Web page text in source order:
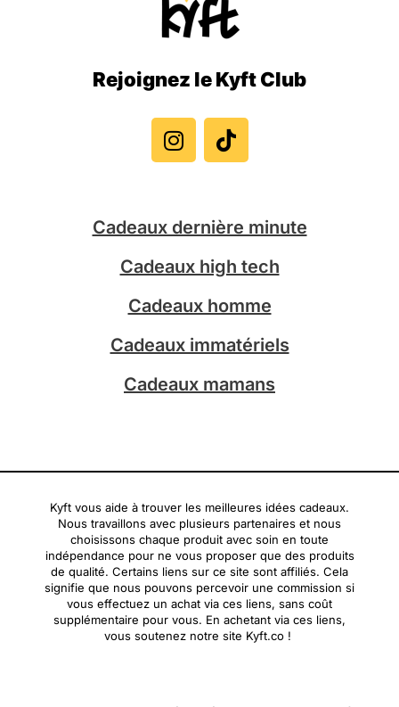
Rejoignez le Kyft Club
n
s
t
r
a
m
i
k
t
Cadeaux dernière minute
Cadeaux high tech
Cadeaux homme
Cadeaux immatériels
Cadeaux mamans
Kyft vous aide à trouver les meilleures idées cadeaux.
Nous travaillons avec plusieurs partenaires et nous
choisissons chaque produit avec soin en toute
indépendance pour ne vous proposer que des produits
de qualité. Certains liens sur ce site sont affiliés. Cela
signifie que nous pouvons percevoir une commission si
vous effectuez un achat via ces liens, sans coût
supplémentaire pour vous. En achetant via ces liens,
vous soutenez notre site Kyft.co !